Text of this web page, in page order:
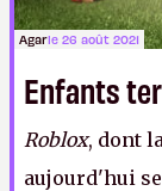
Agarle 26 août 2021
Enfants
Roblox, dont
aujourd'hui